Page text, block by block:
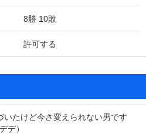
8勝 10敗
許可する
たけど今さ変えられない男です
デ）